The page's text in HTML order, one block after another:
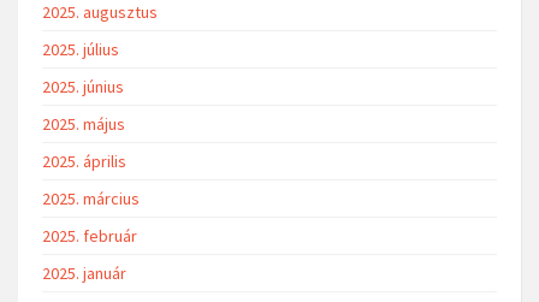
2025. augusztus
2025. július
2025. június
2025. május
2025. április
2025. március
2025. február
2025. január